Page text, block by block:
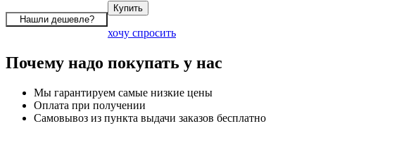
хочу спросить
Почему надо покупать у нас
Мы гарантируем самые низкие цены
Оплата при получении
Самовывоз из пункта выдачи заказов бесплатно